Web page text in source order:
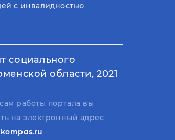
с инвалидностью
социального
области, 2021
работы портала вы
на электронный адрес